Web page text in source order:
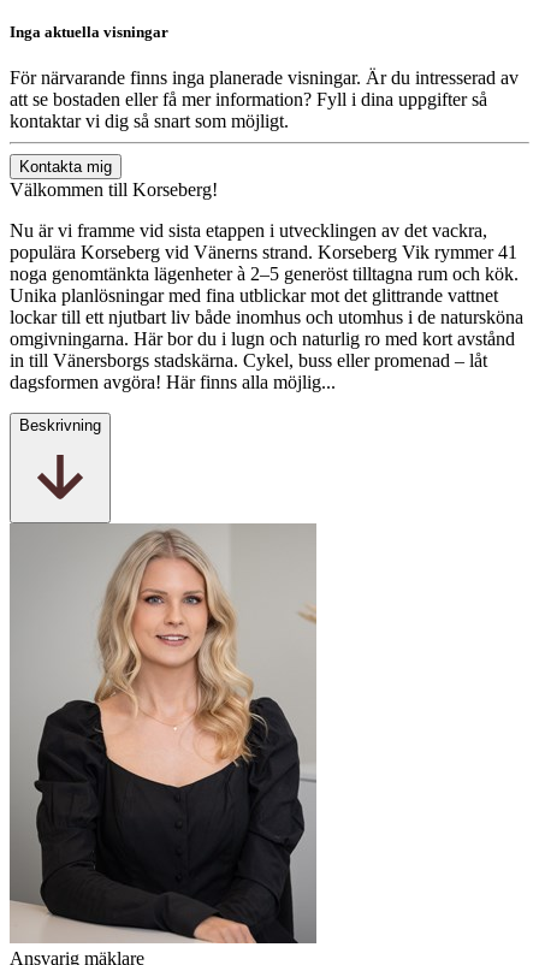
Inga aktuella visningar
För närvarande finns inga planerade visningar. Är du intresserad av
att se bostaden eller få mer information? Fyll i dina uppgifter så
kontaktar vi dig så snart som möjligt.
Kontakta mig
Välkommen till Korseberg!
Nu är vi framme vid sista etappen i utvecklingen av det vackra,
populära Korseberg vid Vänerns strand. Korseberg Vik rymmer 41
noga genomtänkta lägenheter à 2–5 generöst tilltagna rum och kök.
Unika planlösningar med fina utblickar mot det glittrande vattnet
lockar till ett njutbart liv både inomhus och utomhus i de natursköna
omgivningarna. Här bor du i lugn och naturlig ro med kort avstånd
in till Vänersborgs stadskärna. Cykel, buss eller promenad – låt
dagsformen avgöra! Här finns alla möjlig...
Beskrivning
Ansvarig mäklare